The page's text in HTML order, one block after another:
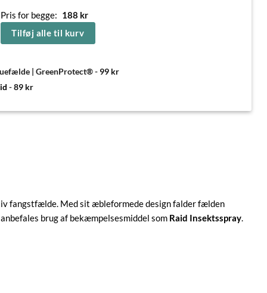
Pris for begge: 188 kr
Tilføj alle til kurv
| GreenProtect®- 99 kr
-89 kr
fangstfælde. Med sit æbleformede design falder fælden
brug af bekæmpelsesmiddel som Raid Insektsspray.